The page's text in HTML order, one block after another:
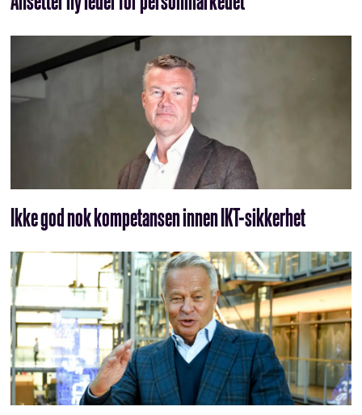
Ikke god nok kompetansen innen IKT-sikkerhet